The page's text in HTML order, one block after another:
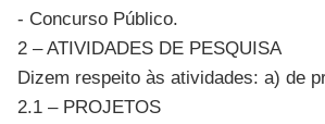
- Concurso Público.
2 – ATIVIDADES DE PESQUISA
Dizem respeito às atividades: a) de
2.1 – PROJETOS